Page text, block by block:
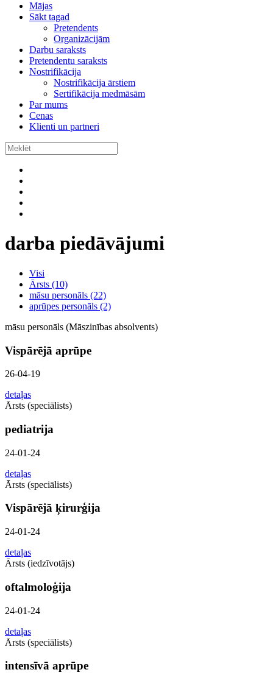
Mājas
Sākt tagad
Pretendents
Organizācijām
Darbu saraksts
Pretendentu saraksts
Nostrifikācija
Nostrifikācija ārstiem
Sertifikācija medmāsām
Par mums
Cenas
Klienti un partneri
darba piedāvājumi
Visi
Ārsts (10)
māsu personāls (22)
aprūpes personāls (2)
māsu personāls (Māszinības absolvents)
Vispārējā aprūpe
26-04-19
detaļas
Ārsts (speciālists)
pediatrija
24-01-24
detaļas
Ārsts (speciālists)
Vispārējā ķirurģija
24-01-24
detaļas
Ārsts (iedzīvotājs)
oftalmoloģija
24-01-24
detaļas
Ārsts (speciālists)
intensīvā aprūpe